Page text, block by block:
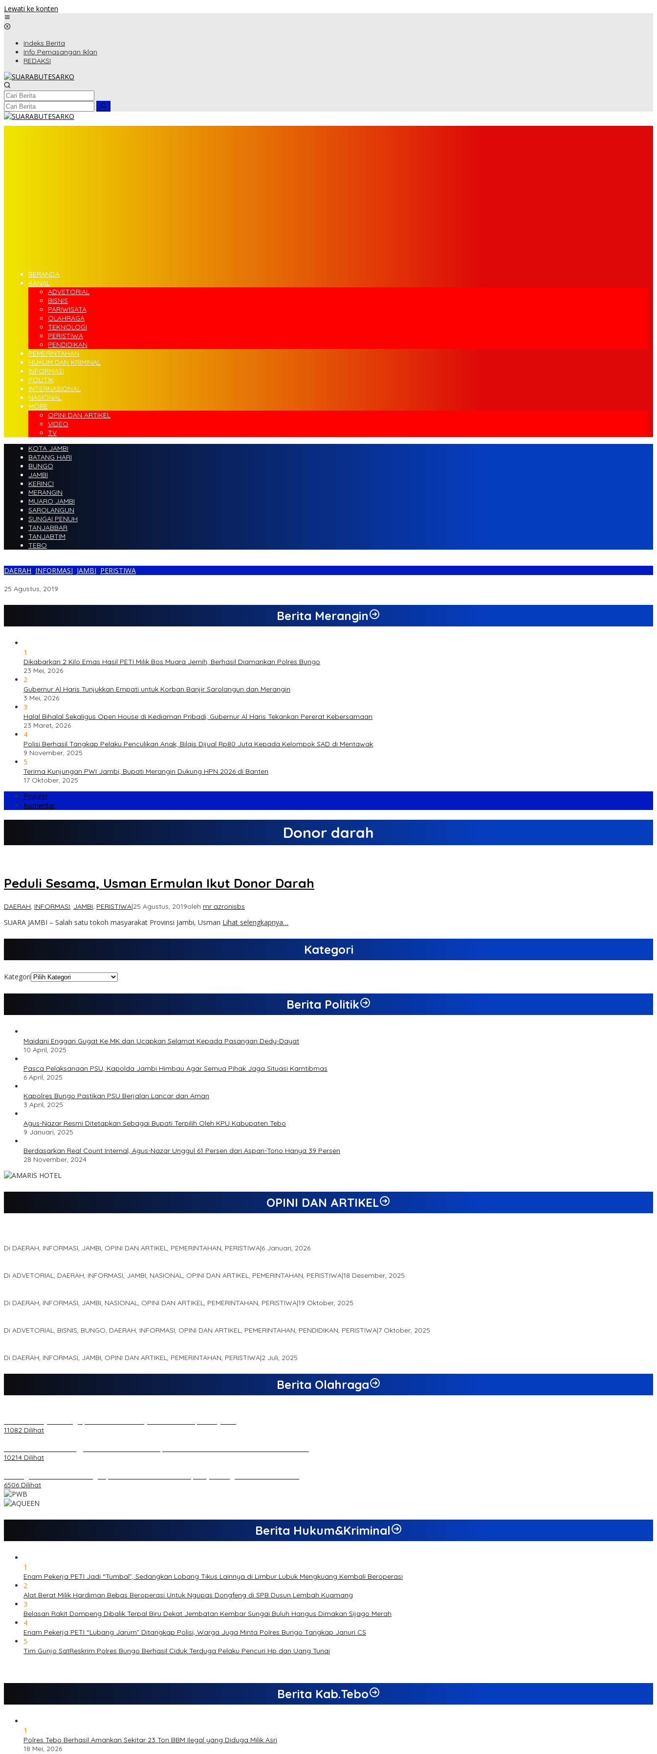
Lewati ke konten
Indeks Berita
Info Pemasangan Iklan
REDAKSI
BERANDA
KANAL
ADVETORIAL
BISNIS
PARIWISATA
OLAHRAGA
TEKNOLOGI
PERISTIWA
PENDIDIKAN
PEMERINTAHAN
HUKUM DAN KRIMINAL
INFORMASI
POLITIK
INTERNASIONAL
NASIONAL
MORE
OPINI DAN ARTIKEL
VIDEO
TV
KOTA JAMBI
BATANG HARI
BUNGO
JAMBI
KERINCI
MERANGIN
MUARO JAMBI
SAROLANGUN
SUNGAI PENUH
TANJABBAR
TANJABTIM
TEBO
DAERAH, INFORMASI, JAMBI, PERISTIWA
25 Agustus, 2019
Berita Merangin
1
Dikabarkan 2 Kilo Emas Hasil PETI Milik Bos Muara Jernih, Berhasil Diamankan Polres Bungo
23 Mei, 2026
2
Gubernur Al Haris Tunjukkan Empati untuk Korban Banjir Sarolangun dan Merangin
3 Mei, 2026
3
Halal Bihalal Sekaligus Open House di Kediaman Pribadi, Gubernur Al Haris Tekankan Pererat Kebersamaan
23 Maret, 2026
4
Polisi Berhasil Tangkap Pelaku Penculikan Anak, Bilqis Dijual Rp80 Juta Kepada Kelompok SAD di Mentawak
9 November, 2025
5
Terima Kunjungan PWI Jambi, Bupati Merangin Dukung HPN 2026 di Banten
17 Oktober, 2025
Populer
Komentar
Donor darah
Peduli Sesama, Usman Ermulan Ikut Donor Darah
DAERAH, INFORMASI, JAMBI, PERISTIWA|25 Agustus, 2019oleh mr azronisbs
SUARA JAMBI – Salah satu tokoh masyarakat Provinsi Jambi, Usman Lihat selengkapnya…
Kategori
Kategori
Berita Politik
Maidani Enggan Gugat Ke MK dan Ucapkan Selamat Kepada Pasangan Dedy-Dayat
10 April, 2025
Pasca Pelaksanaan PSU, Kapolda Jambi Himbau Agar Semua Pihak Jaga Situasi Kamtibmas
6 April, 2025
Kapolres Bungo Pastikan PSU Berjalan Lancar dan Aman
3 April, 2025
Agus-Nazar Resmi Ditetapkan Sebagai Bupati Terpilih Oleh KPU Kabupaten Tebo
9 Januari, 2025
Berdasarkan Real Count Internal, Agus-Nazar Unggul 61 Persen dari Aspan-Tono Hanya 39 Persen
28 November, 2024
OPINI DAN ARTIKEL
Di DAERAH, INFORMASI, JAMBI, OPINI DAN ARTIKEL, PEMERINTAHAN, PERISTIWA|6 Januari, 2026
Di ADVETORIAL, DAERAH, INFORMASI, JAMBI, NASIONAL, OPINI DAN ARTIKEL, PEMERINTAHAN, PERISTIWA|18 Desember, 2025
Di DAERAH, INFORMASI, JAMBI, NASIONAL, OPINI DAN ARTIKEL, PEMERINTAHAN, PERISTIWA|19 Oktober, 2025
Di ADVETORIAL, BISNIS, BUNGO, DAERAH, INFORMASI, OPINI DAN ARTIKEL, PEMERINTAHAN, PENDIDIKAN, PERISTIWA|7 Oktober, 2025
Di DAERAH, INFORMASI, JAMBI, OPINI DAN ARTIKEL, PEMERINTAHAN, PERISTIWA|2 Juli, 2025
Berita Olahraga
11082 Dilihat
10214 Dilihat
6506 Dilihat
Berita Hukum&Kriminal
1
Enam Pekerja PETI Jadi “Tumbal”, Sedangkan Lobang Tikus Lainnya di Limbur Lubuk Mengkuang Kembali Beroperasi
2
Alat Berat Milik Hardiman Bebas Beroperasi Untuk Ngupas Dongfeng di SPB Dusun Lembah Kuamang
3
Belasan Rakit Dompeng Dibalik Terpal Biru Dekat Jembatan Kembar Sungai Buluh Hangus Dimakan Sijago Merah
4
Enam Pekerja PETI “Lubang Jarum” Ditangkap Polisi, Warga Juga Minta Polres Bungo Tangkap Januri CS
5
Tim Gunjo SatReskrim Polres Bungo Berhasil Ciduk Terduga Pelaku Pencuri Hp dan Uang Tunai
Berita Kab.Tebo
1
Polres Tebo Berhasil Amankan Sekitar 23 Ton BBM Ilegal yang Diduga Milik Asri
18 Mei, 2026